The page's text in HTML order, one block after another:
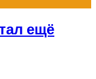
ещё